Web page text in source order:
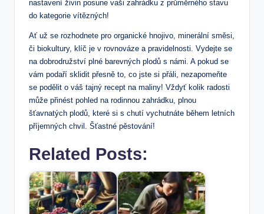
nastavení živin posune vaši zahrádku z průměrného stavu
do kategorie vítězných!
Ať už se rozhodnete pro organické hnojivo, minerální směsi,
či biokultury, klíč je v rovnováze a pravidelnosti. Vydejte se
na dobrodružství plné barevných plodů s námi. A pokud se
vám podaří sklidit přesně to, co jste si přáli, nezapomeňte
se podělit o váš tajný recept na maliny! Vždyť kolik radosti
může přinést pohled na rodinnou zahrádku, plnou
šťavnatých plodů, které si s chutí vychutnáte během letních
příjemných chvil. Šťastné pěstování!
Related Posts: